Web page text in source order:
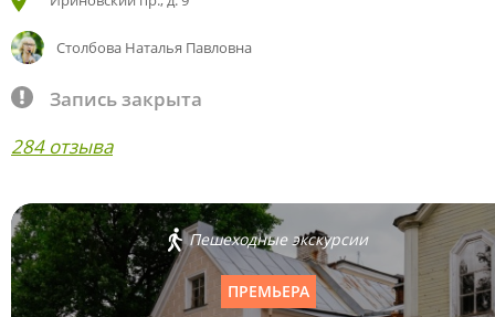
Столбова Наталья Павловна
Запись закрыта
284 отзыва
Пешеходные экскурсии
ПРЕМЬЕРА